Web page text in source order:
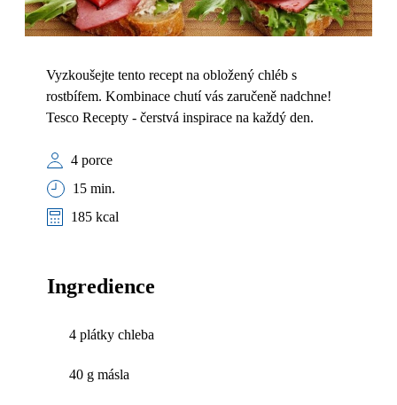
Vyzkoušejte tento recept na obložený chléb s
rostbífem. Kombinace chutí vás zaručeně nadchne!
Tesco Recepty - čerstvá inspirace na každý den.
4 porce
15 min.
185 kcal
Ingredience
4 plátky chleba
40 g másla